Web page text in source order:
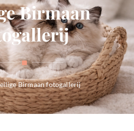
Birmaan
Birmaan fotogallerij